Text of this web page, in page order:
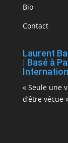
Bio
Contact
Laurent
| Basé à
« Seule une
d’être vécue